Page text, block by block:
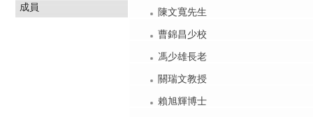
成員
陳文寬先生
曹錦昌少校
馮少雄長老
關瑞文教授
賴旭輝博士